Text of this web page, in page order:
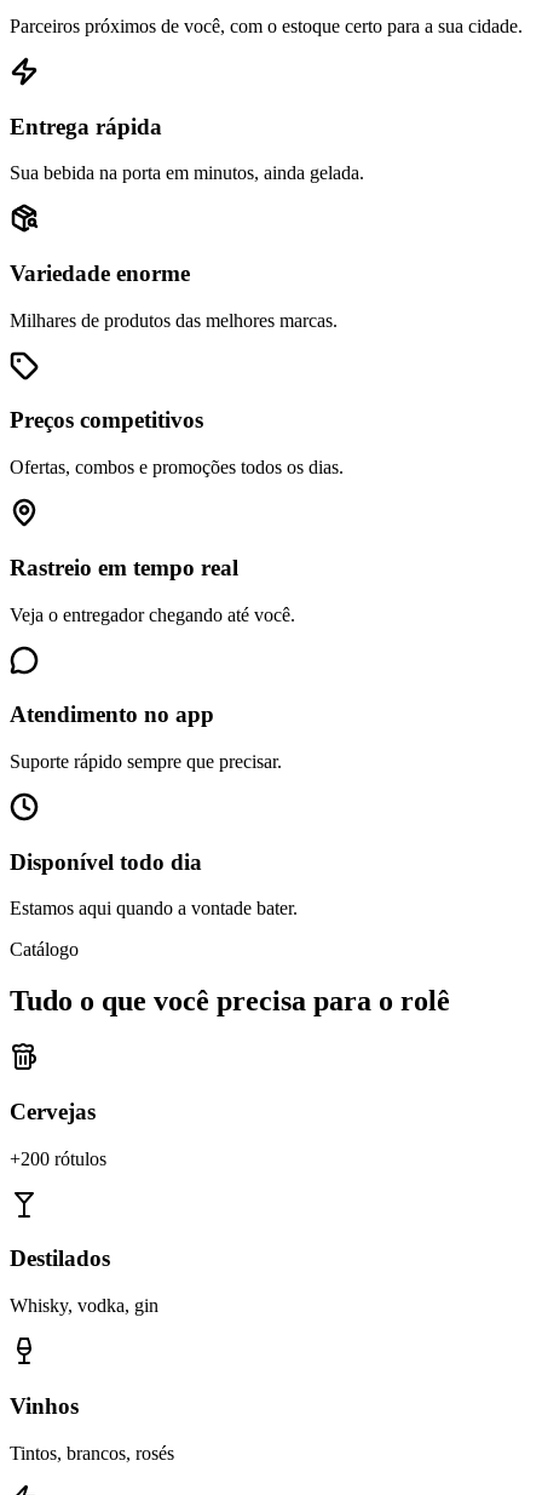
Parceiros próximos de você, com o estoque certo para a sua cidade.
Entrega rápida
Sua bebida na porta em minutos, ainda gelada.
Variedade enorme
Milhares de produtos das melhores marcas.
Preços competitivos
Ofertas, combos e promoções todos os dias.
Rastreio em tempo real
Veja o entregador chegando até você.
Atendimento no app
Suporte rápido sempre que precisar.
Disponível todo dia
Estamos aqui quando a vontade bater.
Catálogo
Tudo o que você precisa para o rolê
Cervejas
+200 rótulos
Destilados
Whisky, vodka, gin
Vinhos
Tintos, brancos, rosés